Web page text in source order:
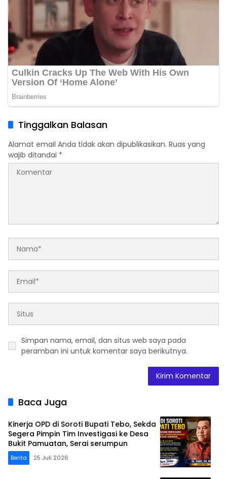
Tinggalkan Balasan
Alamat email Anda tidak akan dipublikasikan. Ruas yang
wajib ditandai *
Simpan nama, email, dan situs web saya pada
peramban ini untuk komentar saya berikutnya.
Baca Juga
Kinerja OPD di Soroti Bupati Tebo, Sekda
Segera Pimpin Tim Investigasi ke Desa
Bukit Pamuatan, Serai serumpun
Berita 25 Juli 2026